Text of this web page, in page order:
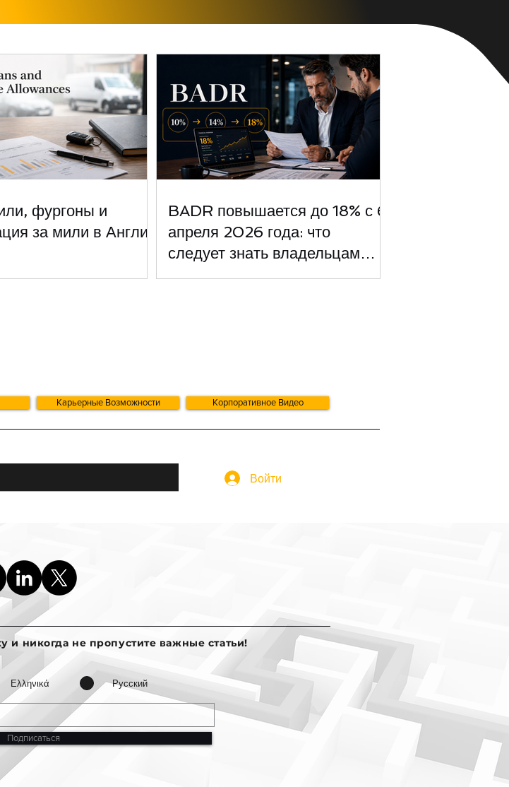
фургоны и
за мили в Англии
BADR повышается до 18% с 6
апреля 2026 года: что
следует знать владельцам
бизнеса
Карьерные Возможности Корпоративное Видео
Войти
и никогда не пропустите важные статьи!
Ελληνικά Русский
Подписаться